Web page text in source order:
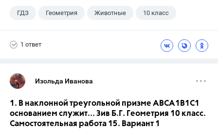
ГДЗ Геометрия Животные 10 класс
1 ответ
Изольда Иванова
1. В наклонной треугольной призме ABCA1B1C1
основанием служит... Зив Б.Г. Геометрия 10 класс.
Самостоятельная работа 15. Вариант 1